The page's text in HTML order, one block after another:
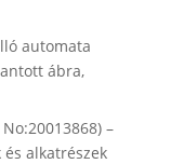
automata
ábra,
–
alkatrészek